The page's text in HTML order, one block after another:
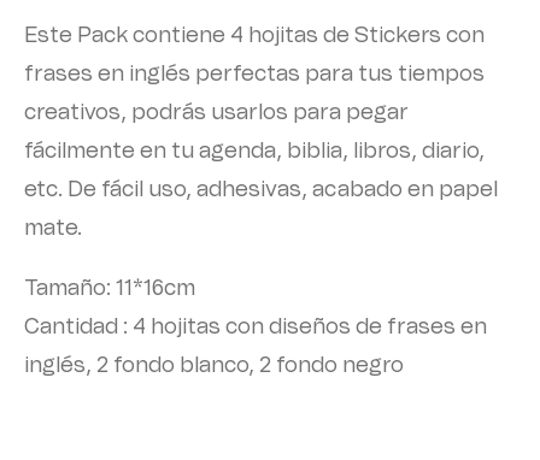
Este Pack contiene 4 hojitas de Stickers con
frases en inglés perfectas para tus tiempos
creativos, podrás usarlos para pegar
fácilmente en tu agenda, biblia, libros, diario,
etc. De fácil uso, adhesivas, acabado en papel
mate.
Tamaño: 11*16cm
Cantidad : 4 hojitas con diseños de frases en
inglés, 2 fondo blanco, 2 fondo negro